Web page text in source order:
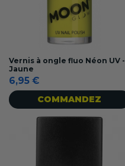
Vernis à ongle fluo Néon UV -
Jaune
6,95 €
COMMANDEZ